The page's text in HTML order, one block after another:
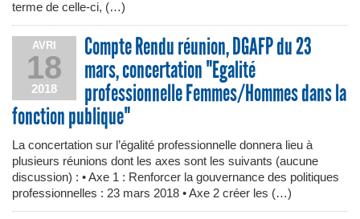
terme de celle-ci, (…)
AVRI
18
2018
Compte Rendu réunion, DGAFP du 23
mars, concertation "Egalité
professionnelle Femmes/Hommes dans la
fonction publique"
La concertation sur l’égalité professionnelle donnera lieu à
plusieurs réunions dont les axes sont les suivants (aucune
discussion) : • Axe 1 : Renforcer la gouvernance des politiques
professionnelles : 23 mars 2018 • Axe 2 créer les (…)